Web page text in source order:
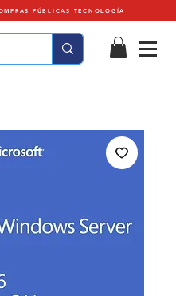
PÚBLICAS TECNOLOGÍA